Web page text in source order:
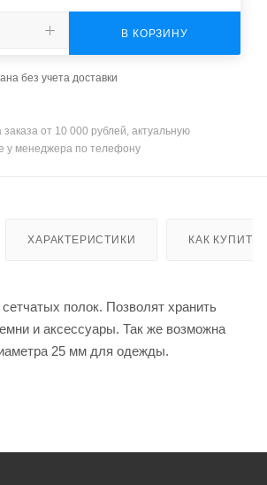
В КОРЗИНУ
без учета доставки
от 10 000 рублей, актуальную
у менеджера по телефону
ХАРАКТЕРИСТИКИ КАК КУПИТЬ
полок. Позволят хранить
и аксессуары. Так же возможна
25 мм для одежды.